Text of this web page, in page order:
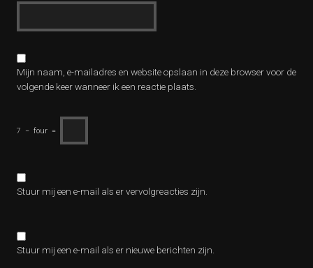
Mijn naam, e-mailadres en website opslaan in deze browser voor de
volgende keer wanneer ik een reactie plaats.
7 − four =
Stuur mij een e-mail als er vervolgreacties zijn.
Stuur mij een e-mail als er nieuwe berichten zijn.